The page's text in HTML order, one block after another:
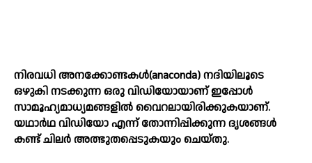
നിരവധി അനക്കോണ്ടകള്‍(anaconda) നദിയിലൂടെ
ഒഴുകി നടക്കുന്ന ഒരു വിഡിയോയാണ് ഇപ്പോള്‍
സാമൂഹ്യമാധ്യമങ്ങളില്‍ വൈറലായിരിക്കുകയാണ്.
യഥാര്‍ഥ വിഡിയോ എന്ന് തോന്നിപ്പിക്കുന്ന ദൃശങ്ങള്‍
കണ്ട് ചിലര്‍ അത്ഭുതപ്പെടുകയും ചെയ്തു.